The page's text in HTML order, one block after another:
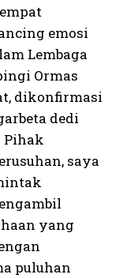
emosi
Lembaga
Ormas
dikonfirmasi
dedi
Pihak
saya
yang
puluhan